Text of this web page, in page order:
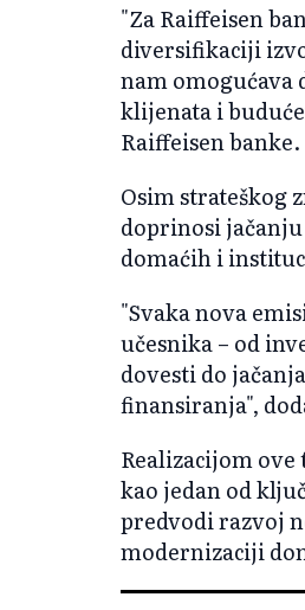
"Za Raiffeisen
diversifikaciji
nam omogućava
klijenata i
Raiffeisen banke.
Osim strateškog
doprinosi
domaćih i
"Svaka nova
učesnika – od
dovesti do
finansiranja",
Realizacijom
kao jedan od
predvodi razvoj
modernizaciji